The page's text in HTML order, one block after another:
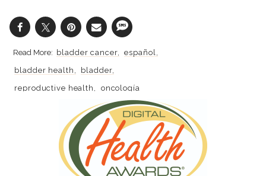
bladder cancer
español
bladder health
bladder
reproductive health
oncología